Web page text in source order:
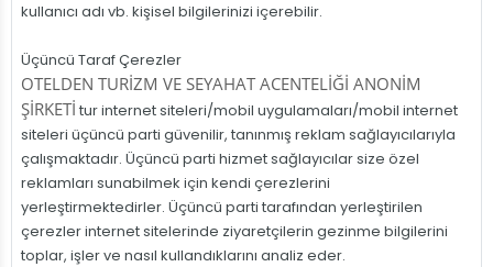
kullanıcı adı vb. kişisel bilgilerinizi içerebilir.
Üçüncü Taraf Çerezler
OTELDEN TURİZM VE SEYAHAT ACENTELİĞİ ANONİM
ŞİRKETİ tur internet siteleri/mobil uygulamaları/mobil internet
siteleri üçüncü parti güvenilir, tanınmış reklam sağlayıcılarıyla
çalışmaktadır. Üçüncü parti hizmet sağlayıcılar size özel
reklamları sunabilmek için kendi çerezlerini
yerleştirmektedirler. Üçüncü parti tarafından yerleştirilen
çerezler internet sitelerinde ziyaretçilerin gezinme bilgilerini
toplar, işler ve nasıl kullandıklarını analiz eder.